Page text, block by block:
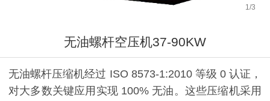
1 /3
无油螺杆空压机37-90KW
无油螺杆压缩机经过 ISO 8573-1:2010 等级 0 认证，
对大多数关键应用实现 100% 无油。这些压缩机采用